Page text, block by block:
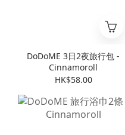
DoDoME 3日2夜旅行包 -
Cinnamoroll
HK$58.00